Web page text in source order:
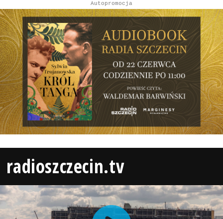
Autopromocja
radioszczecin.tv